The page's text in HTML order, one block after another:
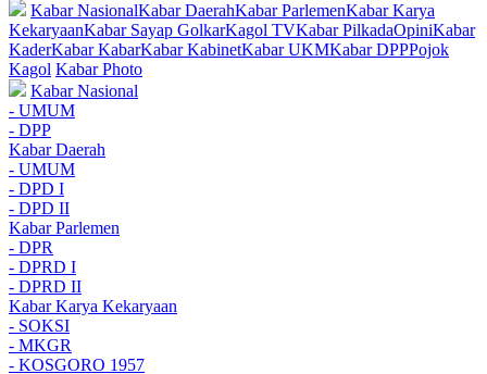
Kabar NasionalKabar DaerahKabar ParlemenKabar Karya
KekaryaanKabar Sayap GolkarKagol TVKabar PilkadaOpiniKabar
KaderKabar KabarKabar KabinetKabar UKMKabar DPPPojok
Kagol Kabar Photo
Kabar Nasional
- UMUM
- DPP
Kabar Daerah
- UMUM
- DPD I
- DPD II
Kabar Parlemen
- DPR
- DPRD I
- DPRD II
Kabar Karya Kekaryaan
- SOKSI
- MKGR
- KOSGORO 1957